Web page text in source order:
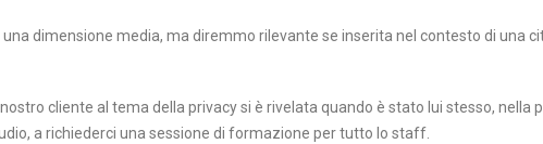
una dimensione media, ma diremmo rilevante se inserita nel contesto di una
nostro cliente al tema della privacy si è rivelata quando è stato lui stesso, nella
a richiederci una sessione di formazione per tutto lo staff.